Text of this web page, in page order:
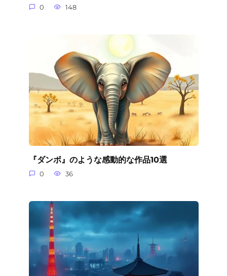
0 148
『ダンボ』のような感動的な作品10選
0 36